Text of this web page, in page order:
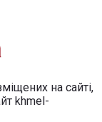
на сайті,
khmel-